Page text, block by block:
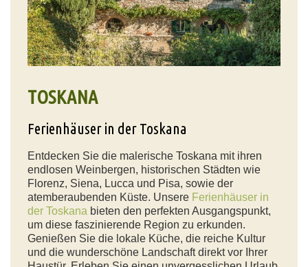
TOSKANA
Ferienhäuser in der Toskana
Entdecken Sie die malerische Toskana mit ihren
endlosen Weinbergen, historischen Städten wie
Florenz, Siena, Lucca und Pisa, sowie der
atemberaubenden Küste. Unsere Ferienhäuser in
der Toskana bieten den perfekten Ausgangspunkt,
um diese faszinierende Region zu erkunden.
Genießen Sie die lokale Küche, die reiche Kultur
und die wunderschöne Landschaft direkt vor Ihrer